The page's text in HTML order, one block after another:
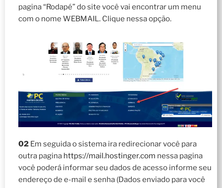
pagina “Rodapé” do site você vai encontrar um menu
com o nome WEBMAIL. Clique nessa opção.
02 Em seguida o sistema ira redirecionar você para
outra pagina https://mail.hostinger.com nessa pagina
você poderá informar seu dados de acesso informe seu
endereço de e-mail e senha (Dados enviado para você